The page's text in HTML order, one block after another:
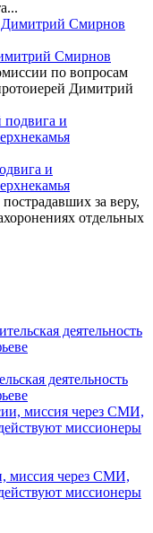
Смирнов
по вопросам
Димитрий
и
за веру,
отдельных
деятельность
миссия через СМИ,
миссионеры